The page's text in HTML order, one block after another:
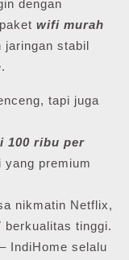
dengan
wifi murah
jaringan stabil
tapi juga
100 ribu per
yang premium
nikmatin Netflix,
berkualitas tinggi.
– IndiHome selalu